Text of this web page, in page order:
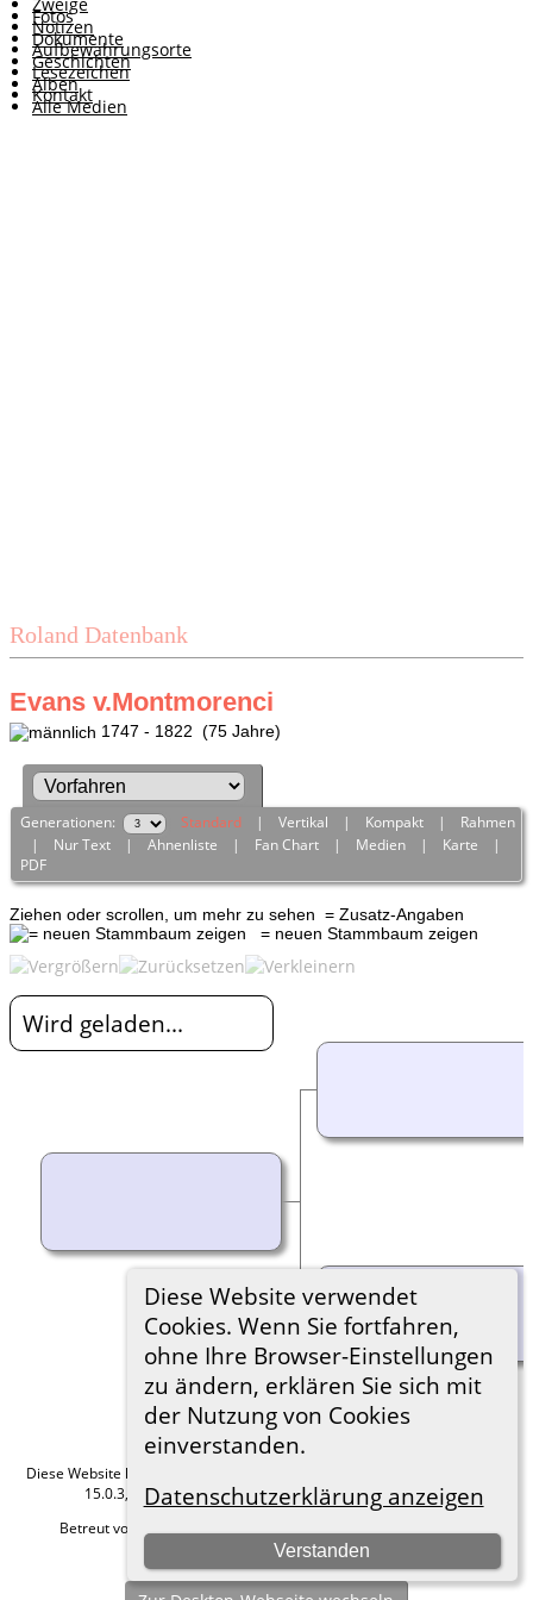
Fotos
Dokumente
Geschichten
Alben
Alle Medien
Notizen
Aufbewahrungsorte
Lesezeichen
Kontakt
Roland Datenbank
Diese Website verwendet
Cookies. Wenn Sie fortfahren,
ohne Ihre Browser-Einstellungen
zu ändern, erklären Sie sich mit
der Nutzung von Cookies
einverstanden.
Datenschutzerklärung anzeigen
Verstanden
Evans v.Montmorenci
1747 - 1822 (75 Jahre)
Generationen: Standard |Vertikal | Kompakt | Rahmen
| Nur Text |Ahnenliste | Fan Chart | Medien | Karte |
PDF
Ziehen oder scrollen, um mehr zu sehen = Zusatz-Angaben
= neuen Stammbaum zeigen
Wird geladen...
Diese Website läuft mit
15.0.3, programmiert von Darrin Lythgoe © 2001-2026.
Betreut von
Hier geht es zum Impressum